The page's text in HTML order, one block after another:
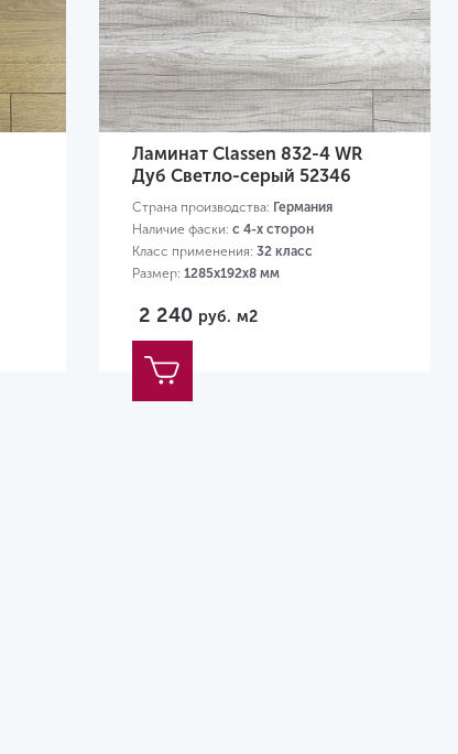
Ламинат Classen 832-4 WR
Дуб Светло-серый 52346
Страна производства: Германия
Наличие фаски: с 4-х сторон
Класс применения: 32 класс
Размер: 1285х192х8 мм
2 240 руб. м2